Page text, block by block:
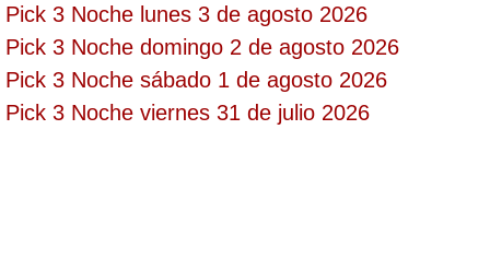
Sinuano Noche
Super Chontico Noche
Pick 3 Noche lunes 3 de agosto 2026
Pick 3 Noche domingo 2 de agosto 2026
Pick 3 Noche sábado 1 de agosto 2026
Pick 3 Noche viernes 31 de julio 2026